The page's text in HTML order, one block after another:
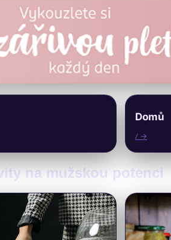
Domů
/ →
na mužskou potenci